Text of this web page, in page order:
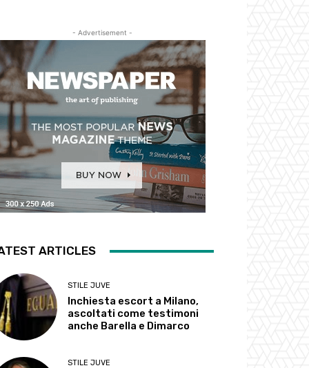
- Advertisement -
ARTICLES
STILE JUVE
Inchiesta escort a Milano,
ascoltati come testimoni
anche Barella e Dimarco
STILE JUVE